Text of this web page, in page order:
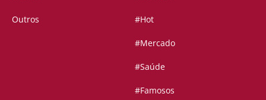
Outros #Hot
#Mercado
#Saúde
#Famosos